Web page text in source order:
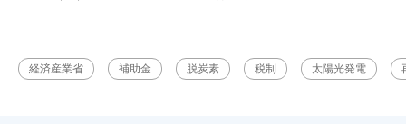
経済産業省 補助金 脱炭素 税制 太陽光発電